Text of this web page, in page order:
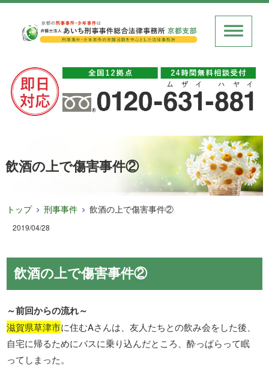
飲酒の上で傷害事件②
トップ 刑事事件 飲酒の上で傷害事件②
2019/04/28
飲酒の上で傷害事件②
～前回からの流れ～
滋賀県草津市に住むAさんは、友人たちとの飲み会をした後、
自宅に帰るためにバスに乗り込んだところ、酔っぱらって眠
ってしまった。